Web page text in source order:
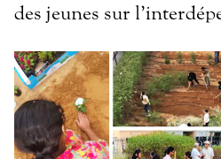
des jeunes sur